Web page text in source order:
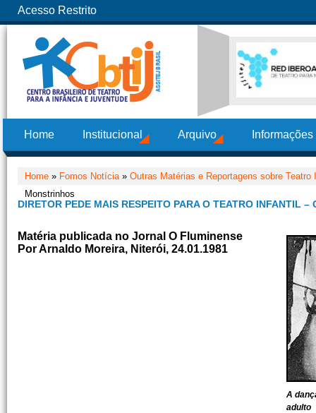
Acesso Restrito
Home Institucional Arquivo
Home » Fomos Notícia» Outras Matérias e Reportagens sobre Teatro
Monstrinhos
DIRETOR PEDE MAIS RESPEITO PARA O TEATRO INFANTIL –
A
adulto
Matéria publicada no Jornal O Fluminense
Por Arnaldo Moreira, Niterói, 24.01.1981